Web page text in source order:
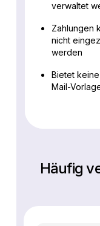
verwaltet
Zahlungen
nicht
werden
Bietet
Mail-
Häufig